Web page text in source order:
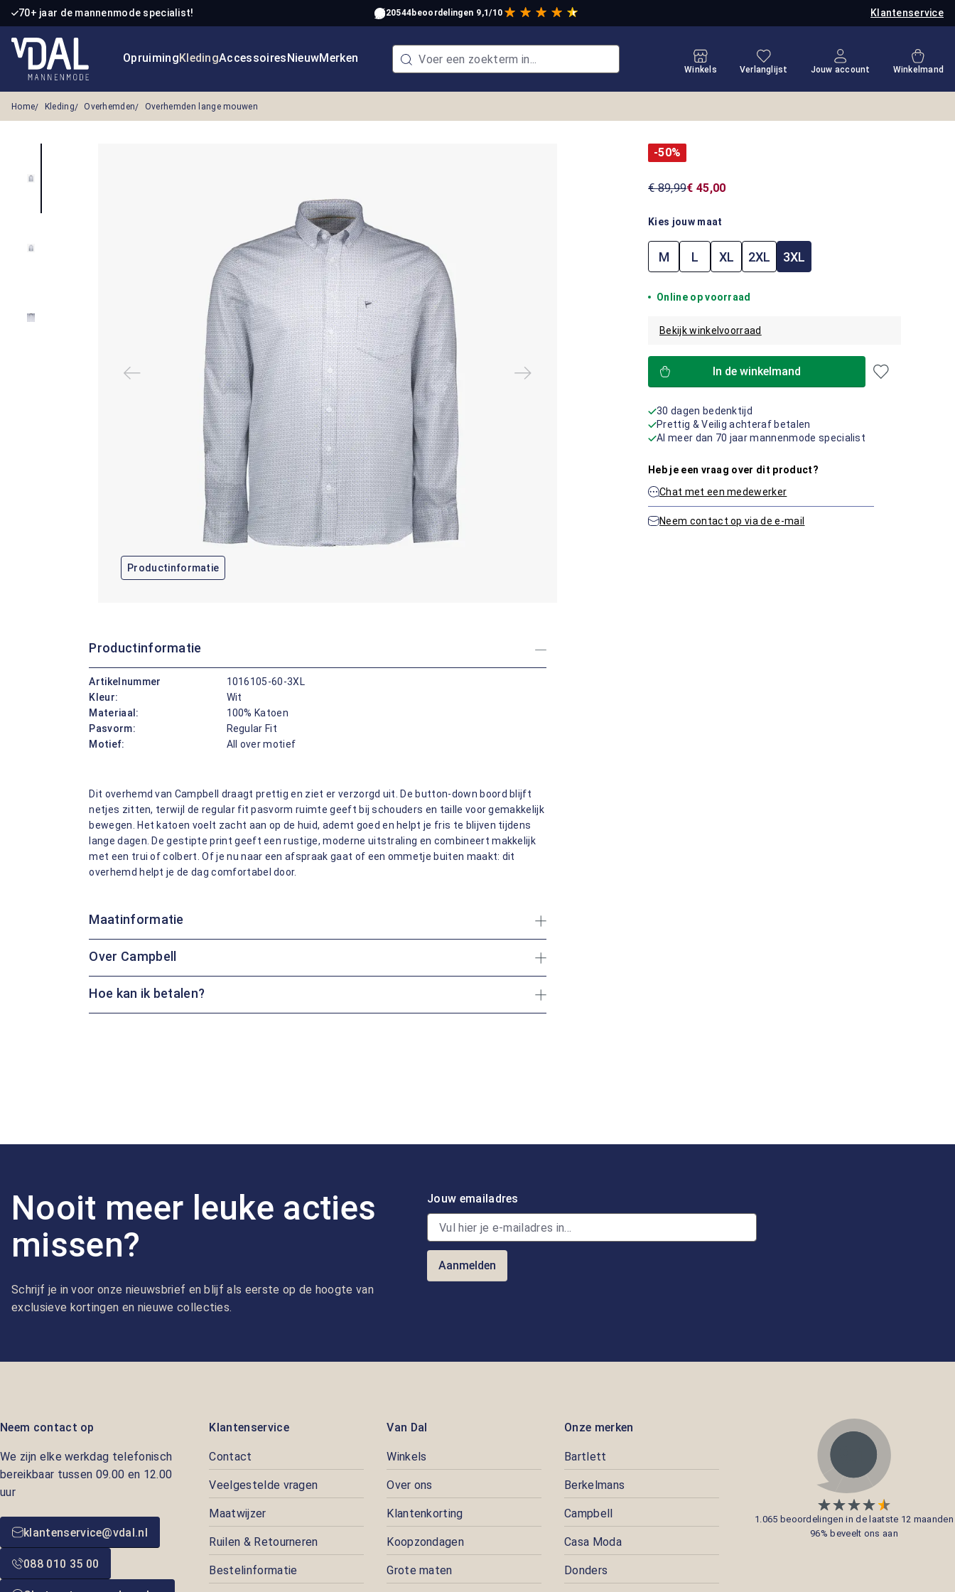
de hoofdinhoud
Ga naar de zoekopdracht
Ga naar de hoofdnavigatie
70+ jaar de mannenmode specialist! Klantenservice
20544beoordelingen 9,1/10
OpruimingKledingAccessoiresNieuwMerken
Winkels
Je hebt 0 items op je verlanglijstje
Verlanglijst Jouw account Winkelmand
Home Kleding Overhemden Overhemden lange mouwen
Productinformatie
-50%
€ 89,99€ 45,00
Kies jouw maat
M L XL 2XL 3XL
Online op voorraad
Bekijk winkelvoorraad
In de winkelmand
30 dagen bedenktijd
Prettig & Veilig achteraf betalen
Al meer dan 70 jaar mannenmode specialist
Heb je een vraag over dit product?
Chat met een medewerker
Neem contact op via de e-mail
Productinformatie
Artikelnummer
1016105-60-3XL
Kleur:
Wit
Materiaal:
100% Katoen
Pasvorm:
Regular Fit
Motief:
All over motief
Dit overhemd van Campbell draagt prettig en ziet er verzorgd uit. De button-down boord blijft
netjes zitten, terwijl de regular fit pasvorm ruimte geeft bij schouders en taille voor gemakkelijk
bewegen. Het katoen voelt zacht aan op de huid, ademt goed en helpt je fris te blijven tijdens
lange dagen. De gestipte print geeft een rustige, moderne uitstraling en combineert makkelijk
met een trui of colbert. Of je nu naar een afspraak gaat of een ommetje buiten maakt: dit
overhemd helpt je de dag comfortabel door.
Maatinformatie
Over Campbell
Hoe kan ik betalen?
Nooit meer leuke acties
missen?
Schrijf je in voor onze nieuwsbrief en blijf als eerste op de hoogte van
exclusieve kortingen en nieuwe collecties.
Jouw emailadres
Aanmelden
Neem contact op
We zijn elke werkdag telefonisch
bereikbaar tussen 09.00 en 12.00
uur
klantenservice@vdal.nl
088 010 35 00
Klantenservice
Contact
Veelgestelde vragen
Maatwijzer
Ruilen & Retourneren
Bestelinformatie
Van Dal
Winkels
Over ons
Klantenkorting
Koopzondagen
Grote maten
Onze merken
Bartlett
Berkelmans
Campbell
Casa Moda
Donders
1.065 beoordelingen in de laatste 12 maanden
96% beveelt ons aan